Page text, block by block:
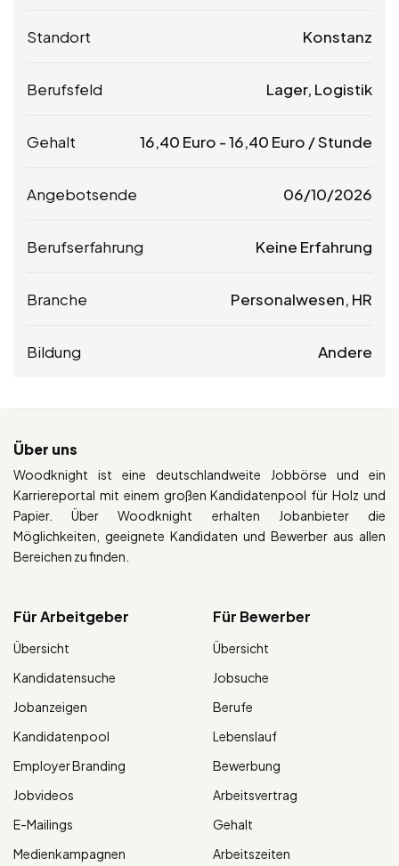
Standort Konstanz
Berufsfeld Lager, Logistik
Gehalt 16,40 Euro -16,40 Euro / Stunde
Angebotsende 06/10/2026
Berufserfahrung Keine Erfahrung
Branche Personalwesen, HR
Bildung Andere
Über uns
Woodknight ist eine deutschlandweite Jobbörse und ein
Karriereportal mit einem großen Kandidatenpool für Holz und
Papier. Über Woodknight erhalten Jobanbieter die
Möglichkeiten, geeignete Kandidaten und Bewerber aus allen
Bereichen zu finden.
Für Arbeitgeber
Übersicht
Kandidatensuche
Jobanzeigen
Kandidatenpool
Employer Branding
Jobvideos
E-Mailings
Medienkampagnen
Für Bewerber
Übersicht
Jobsuche
Berufe
Lebenslauf
Bewerbung
Arbeitsvertrag
Gehalt
Arbeitszeiten